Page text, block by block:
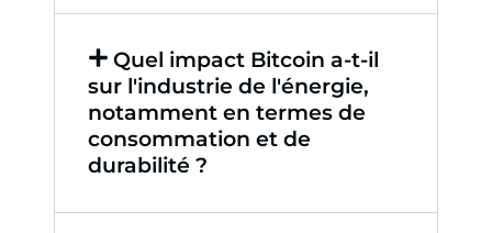
Quel impact Bitcoin a-t-il
sur l'industrie de l'énergie,
notamment en termes de
consommation et de
durabilité ?